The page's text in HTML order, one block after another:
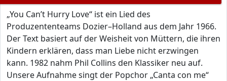
„You Can’t Hurry Love“ ist ein Lied des
Produzententeams Dozier–Holland aus dem Jahr 1966.
Der Text basiert auf der Weisheit von Müttern, die ihren
Kindern erklären, dass man Liebe nicht erzwingen
kann. 1982 nahm Phil Collins den Klassiker neu auf.
Unsere Aufnahme singt der Popchor „Canta con me“